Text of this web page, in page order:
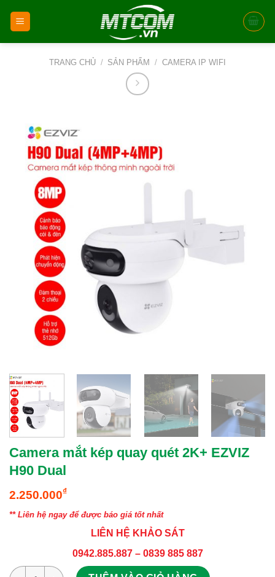
TRANG CHỦ / SẢN PHẨM / CAMERA IP WIFI
Camera mắt kép quay quét 2K+ EZVIZ
H90 Dual
2.250.000₫
** Liên hệ ngay để được báo giá tốt nhất
LIÊN HỆ KHẢO SÁT
0942.885.887 – 0839 885 887
Camera mắt kép quay quét 2K+ EZVIZ H90 Dual số lượng